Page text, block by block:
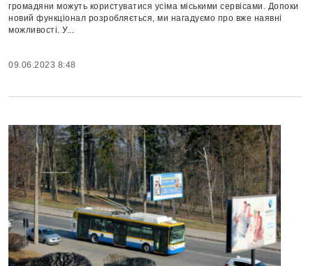
громадяни можуть користуватися усіма міськими сервісами. Допоки
новий функціонал розробляється, ми нагадуємо про вже наявні
можливості. У...
09.06.2023 8:48